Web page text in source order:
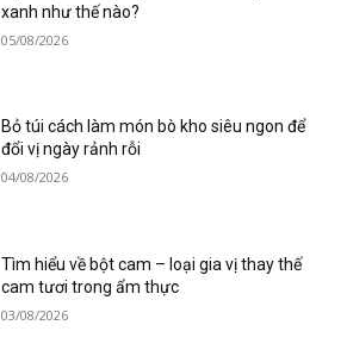
xanh như thế nào?
05/08/2026
Bỏ túi cách làm món bò kho siêu ngon để
đổi vị ngày rảnh rỗi
04/08/2026
Tìm hiểu về bột cam – loại gia vị thay thế
cam tươi trong ẩm thực
03/08/2026